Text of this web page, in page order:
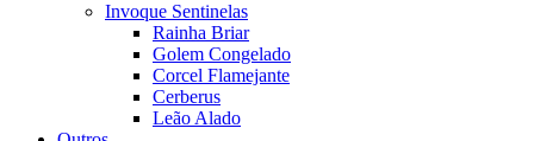
Invoque Sentinelas
Rainha Briar
Golem Congelado
Corcel Flamejante
Cerberus
Leão Alado